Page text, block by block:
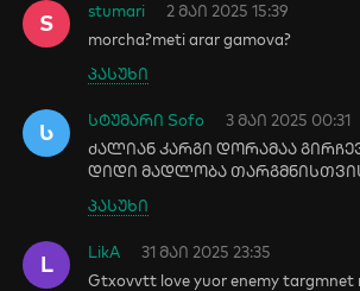
S stumari
2 მაი 2025 15:39
morcha?meti arar gamova?
პასუხი
Ს სტუმარი Sofo
3 მაი 2025 00:31
Ძალიან კარგი დორამაა
დიდი მადლობა
პასუხი
L LikA
31 მაი 2025 23:35
Gtxovvtt love yuor enemy